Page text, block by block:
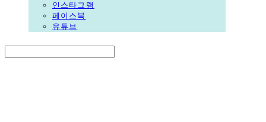
인스타그램
페이스북
유튜브